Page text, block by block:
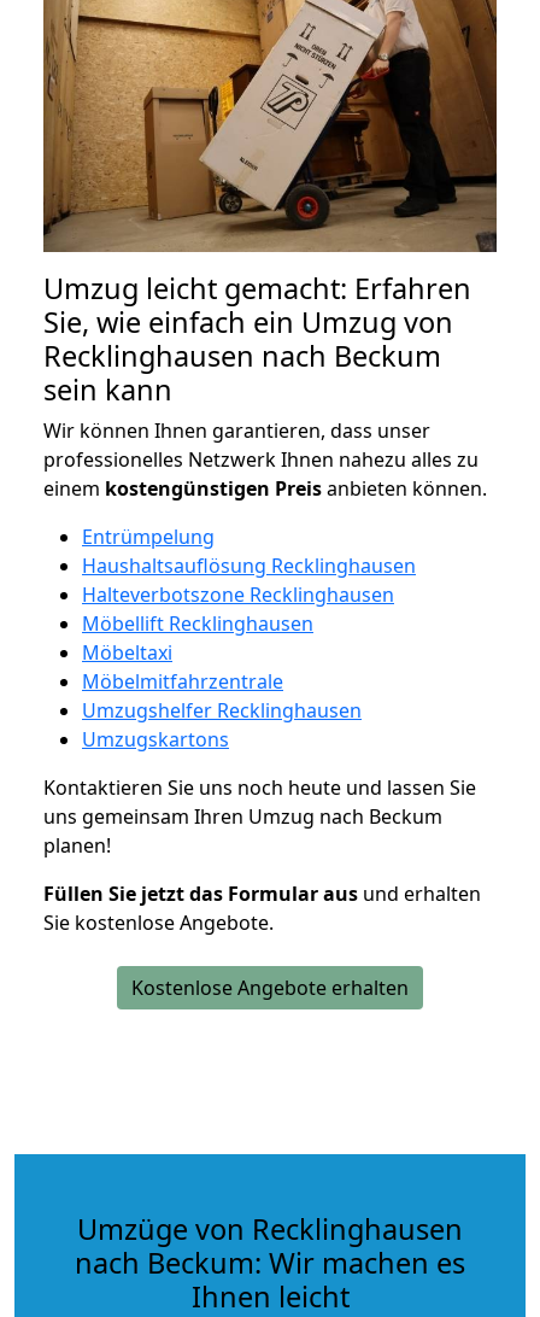
Umzug leicht gemacht: Erfahren
Sie, wie einfach ein Umzug von
Recklinghausen nach Beckum
sein kann
Wir können Ihnen garantieren, dass unser
professionelles Netzwerk Ihnen nahezu alles zu
einem kostengünstigen Preisanbieten können.
Entrümpelung
Haushaltsauflösung Recklinghausen
Halteverbotszone Recklinghausen
Möbellift Recklinghausen
Möbeltaxi
Möbelmitfahrzentrale
Umzugshelfer Recklinghausen
Umzugskartons
Kontaktieren Sie uns noch heute und lassen Sie
uns gemeinsam Ihren Umzug nach Beckum
planen!
Füllen Sie jetzt das Formular aus und erhalten
Sie kostenlose Angebote.
Kostenlose Angebote erhalten
Umzüge von Recklinghausen
nach Beckum: Wir machen es
Ihnen leicht